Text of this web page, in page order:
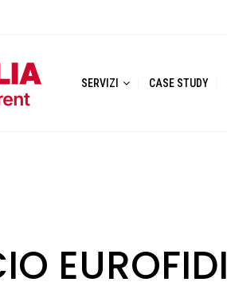
SERVIZI CASE STUDY
EUROFIDI